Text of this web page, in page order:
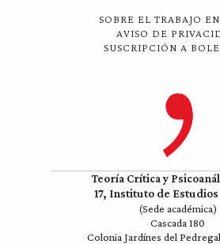
SOBRE EL TRABAJO
AVISO DE
SUSCRIPCIÓN A
Teoría Crítica y
17, Instituto de
(Sede académica)
Cascada 180
Colonia Jardínes del